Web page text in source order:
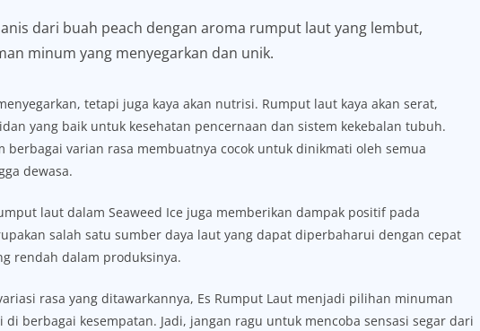
dari buah peach dengan aroma rumput laut yang lembut,
minum yang menyegarkan dan unik.
tetapi juga kaya akan nutrisi. Rumput laut kaya akan serat,
yang baik untuk kesehatan pencernaan dan sistem kekebalan tubuh.
berbagai varian rasa membuatnya cocok untuk dinikmati oleh semua
dewasa.
laut dalam Seaweed Ice juga memberikan dampak positif pada
salah satu sumber daya laut yang dapat diperbaharui dengan cepat
rendah dalam produksinya.
rasa yang ditawarkannya, Es Rumput Laut menjadi pilihan minuman
berbagai kesempatan. Jadi, jangan ragu untuk mencoba sensasi segar dari